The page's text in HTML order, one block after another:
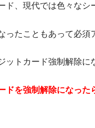
ド、現代では色々なシ
ったこともあって必須
ットカード強制解除に
ドを強制解除になっ